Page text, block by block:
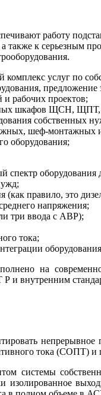
работу
к серьезным
услуг по
и рабочих проектов;
шкафов ЩСН,
собственных
шеф-монтажных
оборудования;
оборудования
правило, это
напряжения;
три ввода с АВР);
тока;
на
Р и внутренним
тока (СОПТ)
системы
изолированное